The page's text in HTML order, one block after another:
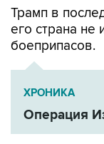
Трамп в
его страна не
боеприпасов.
ХРОНИКА
Операция